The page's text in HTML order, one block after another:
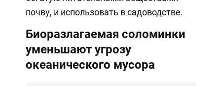
почву, и использовать в садоводстве.
Биоразлагаемая соломинки
уменьшают угрозу
океанического мусора